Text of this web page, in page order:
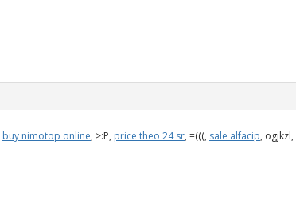
buy nimotop online, >:P, price theo 24 sr, =(((, sale alfacip, ogjkzl,